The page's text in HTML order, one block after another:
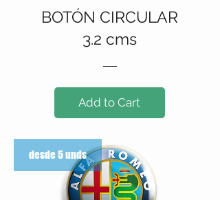
BOTÓN CIRCULAR
3.2 cms
Add to Cart
desde 5 unds